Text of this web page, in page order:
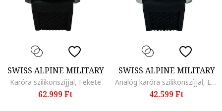
SWISS ALPINE MILITARY
Karóra szilikonszíjjal, Fekete
62.999 Ft
SWISS ALPINE MILITARY
Analóg karóra szilikonszíjjal, Ezüstszín/Fekete
42.599 Ft